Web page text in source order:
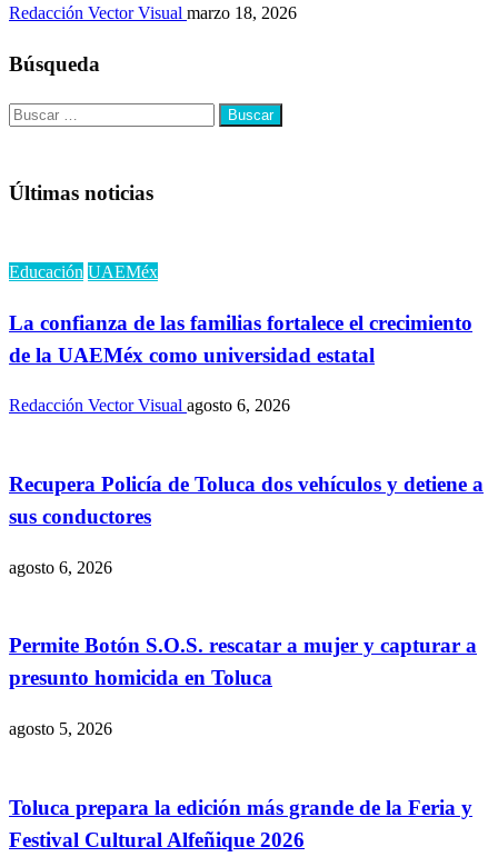
Redacción Vector Visual marzo 18, 2026
Búsqueda
Buscar:
Últimas noticias
Educación UAEMéx
La confianza de las familias fortalece el crecimiento
de la UAEMéx como universidad estatal
Redacción Vector Visual agosto 6, 2026
Recupera Policía de Toluca dos vehículos y detiene a
sus conductores
agosto 6, 2026
Permite Botón S.O.S. rescatar a mujer y capturar a
presunto homicida en Toluca
agosto 5, 2026
Toluca prepara la edición más grande de la Feria y
Festival Cultural Alfeñique 2026